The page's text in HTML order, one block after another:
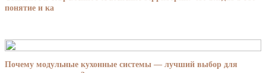
понятие и ка
Почему модульные кухонные системы — лучший выбор для